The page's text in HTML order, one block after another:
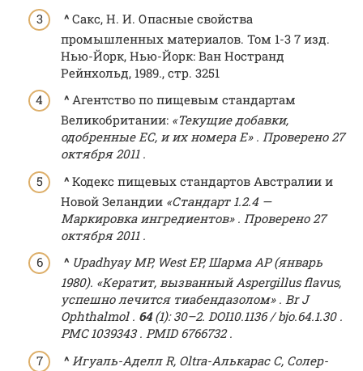
^ Сакс, Н. И. Опасные свойства
промышленных материалов. Том 1-3 7 изд.
Нью-Йорк, Нью-Йорк: Ван Ностранд
Рейнхольд, 1989., стр. 3251
^ Агентство по пищевым стандартам
Великобритании: «Текущие добавки,
одобренные ЕС, и их номера E» . Проверено27
октября2011.
^ Кодекс пищевых стандартов Австралии и
Новой Зеландии «Стандарт 1.2.4 —
Маркировка ингредиентов» . Проверено 27
октября 2011.
^ Upadhyay MP, West EP, Шарма AP (январь
1980). «Кератит, вызванный Aspergillus flavus,
успешно лечится тиабендазолом». Br J
Ophthalmol. 64(1): 30–2. DOI10.1136 / bjo.64.1.30.
PMC1039343. PMID 6766732.
^ Игуаль-Аделл R, Oltra-Алькарас С, Солер-